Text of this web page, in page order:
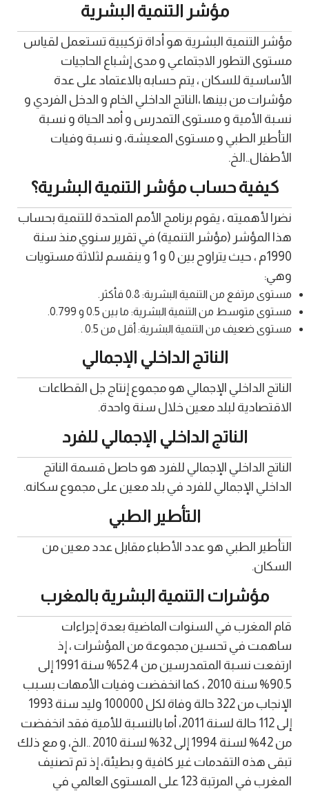
مؤشر التنمية البشرية
مؤشر التنمية البشرية هو أداة تركيبية تستعمل لقياس
مستوى التطور الاجتماعي و مدى إشباع الحاجيات
الأساسية للسكان ، يتم حسابه بالاعتماد على عدة
مؤشرات من بينها ،الناتج الداخلي الخام و الدخل الفردي و
نسبة الأمية و مستوى التمدرس و أمد الحياة و نسبة
التأطير الطبي و مستوى المعيشة، و نسبة وفيات
الأطفال..الخ.
كيفية حساب مؤشر التنمية البشرية؟
نضرا لأهميته ، يقوم برنامج الأمم المتحدة للتنمية بحساب
هذا المؤشر (مؤشر التنمية) في تقرير سنوي منذ سنة
1990م ، حيث يتراوح بين 0 و 1 و ينقسم لثلاثة مستويات
وهي:
مستوى مرتفع من التنمية البشرية: 0.8 فأكثر.
مستوى متوسط من التنمية البشرية: ما بين 0.5 و 0.799.
مستوى ضعيف من التنمية البشرية: أقل من 0.5 .
الناتج الداخلي الإجمالي
الناتج الداخلي الإجمالي هو مجموع إنتاج جل القطاعات
الاقتصادية لبلد معين خلال سنة واحدة.
الناتج الداخلي الإجمالي للفرد
الناتج الداخلي الإجمالي للفرد هو حاصل قسمة الناتج
الداخلي الإجمالي للفرد في بلد معين على مجموع سكانه.
التأطير الطبي
التأطير الطبي هو عدد الأطباء مقابل عدد معين من
السكان.
مؤشرات التنمية البشرية بالمغرب
قام المغرب في السنوات الماضية بعدة إجراءات
ساهمت في تحسين مجموعة من المؤشرات ، إذ
ارتفعت نسبة المتمدرسين من 52.4% سنة 1991 إلى
90.5% سنة 2010 ، كما انخفضت وفيات الأمهات بسبب
الإنجاب من 322 حالة وفاة لكل 100000 وليد سنة 1993
إلى 112 حالة لسنة 2011، أما بالنسبة للأمية فقد انخفضت
من 42% لسنة 1994 إلى 32% لسنة 2010 ..الخ، و مع ذلك
تبقى هذه التقدمات غير كافية و بطيئة، إذ تم تصنيف
المغرب في المرتبة 123 على المستوى العالمي في